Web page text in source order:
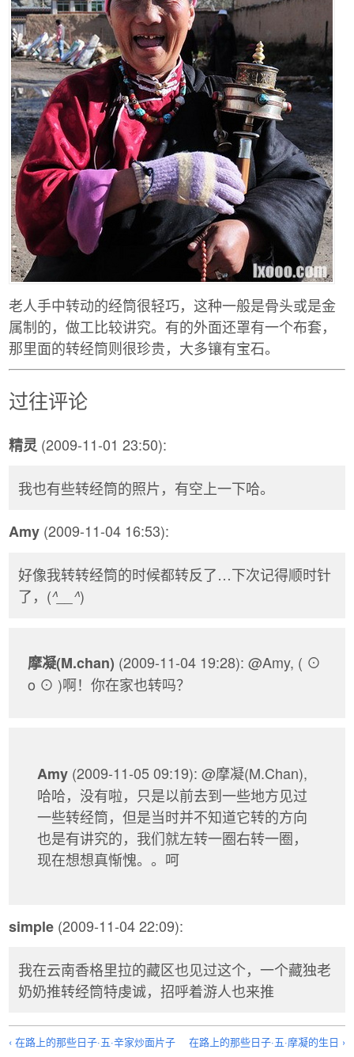
老人手中转动的经筒很轻巧，这种一般是骨头或是金
属制的，做工比较讲究。有的外面还罩有一个布套，
那里面的转经筒则很珍贵，大多镶有宝石。
过往评论
精灵 (2009-11-01 23:50):
我也有些转经筒的照片，有空上一下哈。
Amy (2009-11-04 16:53):
好像我转转经筒的时候都转反了…下次记得顺时针
了，(^__^)
摩凝(M.chan) (2009-11-04 19:28): @Amy, ( ⊙
o ⊙ )啊！你在家也转吗？
Amy (2009-11-05 09:19): @摩凝(M.Chan),
哈哈，没有啦，只是以前去到一些地方见过
一些转经筒，但是当时并不知道它转的方向
也是有讲究的，我们就左转一圈右转一圈，
现在想想真惭愧。。呵
simple (2009-11-04 22:09):
我在云南香格里拉的藏区也见过这个，一个藏独老
奶奶推转经筒特虔诚，招呼着游人也来推
‹ 在路上的那些日子·五·辛家炒面片子 在路上的那些日子·五·摩凝的生日 ›